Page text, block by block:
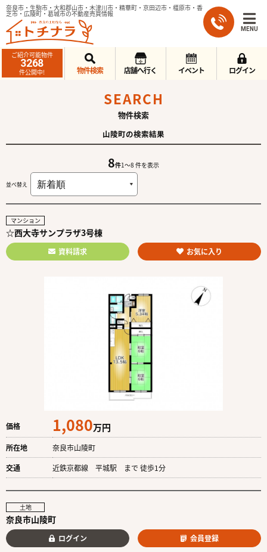
奈良市・生駒市・大和郡山市・木津川市・精華町・京田辺市・橿原市・香
芝市・広陵町・葛城市の不動産売買情報
MENU
ご紹介可能物件
3268
件公開中! 物件検索 店舗へ行く イベント ログイン
SEARCH
物件検索
山陵町の検索結果
8件1〜8 件を表示
並べ替え
マンション
☆西大寺サンプラザ3号棟
資料請求 お気に入り
価格 1,080万円
所在地
奈良市山陵町
交通
近鉄京都線 平城駅 まで 徒歩1分
土地
奈良市山陵町
ログイン 会員登録